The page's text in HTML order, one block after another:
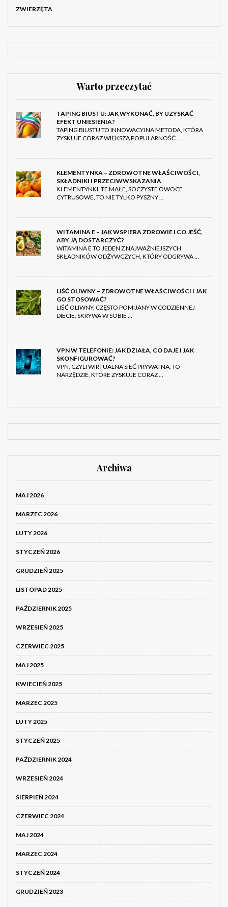
ZWIERZĘTA
Warto przeczytać
TAPING BIUSTU: JAK WYKONAĆ, BY UZYSKAĆ
EFEKT UNIESIENIA?
TAPING BIUSTU TO INNOWACYJNA METODA, KTÓRA
ZYSKUJE CORAZ WIĘKSZĄ POPULARNOŚĆ …
KLEMENTYNKA – ZDROWOTNE WŁAŚCIWOŚCI,
SKŁADNIKI I PRZECIWWSKAZANIA
KLEMENTYNKI, TE MAŁE, SOCZYSTE OWOCE
CYTRUSOWE, TO NIE TYLKO PYSZNY …
WITAMINA E – JAK WSPIERA ZDROWIE I CO JEŚĆ,
ABY JĄ DOSTARCZYĆ?
WITAMINA E TO JEDEN Z NAJWAŻNIEJSZYCH
SKŁADNIKÓW ODŻYWCZYCH, KTÓRY ODGRYWA …
LIŚĆ OLIWNY – ZDROWOTNE WŁAŚCIWOŚCI I JAK
GO STOSOWAĆ?
LIŚĆ OLIWNY, CZĘSTO POMIJANY W CODZIENNEJ
DIECIE, SKRYWA W SOBIE …
VPN W TELEFONIE: JAK DZIAŁA, CO DAJE I JAK
SKONFIGUROWAĆ?
VPN, CZYLI WIRTUALNA SIEĆ PRYWATNA, TO
NARZĘDZIE, KTÓRE ZYSKUJE CORAZ …
Archiwa
MAJ 2026
MARZEC 2026
LUTY 2026
STYCZEŃ 2026
GRUDZIEŃ 2025
LISTOPAD 2025
PAŹDZIERNIK 2025
WRZESIEŃ 2025
CZERWIEC 2025
MAJ 2025
KWIECIEŃ 2025
MARZEC 2025
LUTY 2025
STYCZEŃ 2025
PAŹDZIERNIK 2024
WRZESIEŃ 2024
SIERPIEŃ 2024
CZERWIEC 2024
MAJ 2024
MARZEC 2024
STYCZEŃ 2024
GRUDZIEŃ 2023